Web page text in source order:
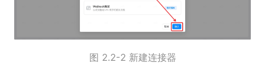
图 2.2-2 新建连接器